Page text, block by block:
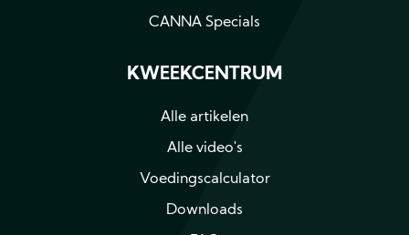
CANNA Specials
KWEEKCENTRUM
Alle artikelen
Alle video's
Voedingscalculator
Downloads